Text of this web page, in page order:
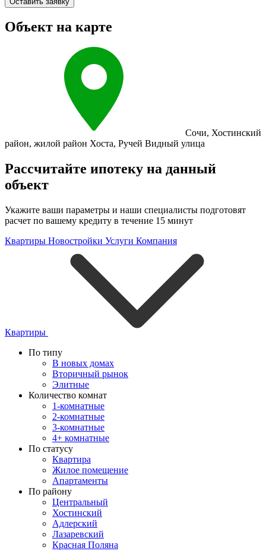
Объект на карте
Сочи, Хостинский
район, жилой район Хоста, Ручей Видный улица
Рассчитайте ипотеку на данный
объект
Укажите ваши параметры и наши специалисты подготовят
расчет по вашему кредиту в течение 15 минут
Квартиры Новостройки Услуги Компания
Квартиры
По типу
В новых домах
Вторичный рынок
Элитные
Количество комнат
1-комнатные
2-комнатные
3-комнатные
4+ комнатные
По статусу
Квартира
Жилое помещение
Апартаменты
По району
Центральный
Хостинский
Адлерский
Лазаревский
Красная Поляна